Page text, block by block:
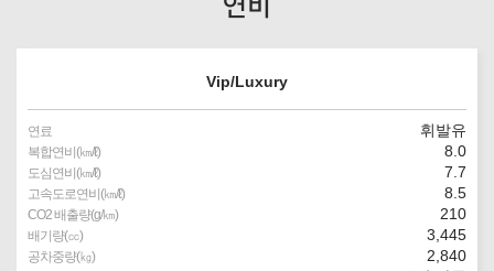
연비
Vip/Luxury
연료 휘발유
복합연비(㎞/ℓ) 8.0
도심연비(㎞/ℓ) 7.7
고속도로연비(㎞/ℓ) 8.5
CO2 배출량(g/㎞) 210
배기량(㏄) 3,445
공차중량(㎏) 2,840